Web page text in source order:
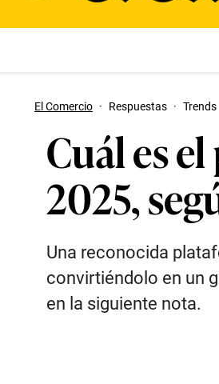
El Comercio · Respuestas · Trends
Cuál es
2025,
Una reconocida
convirtiéndolo en un
en la siguiente nota.